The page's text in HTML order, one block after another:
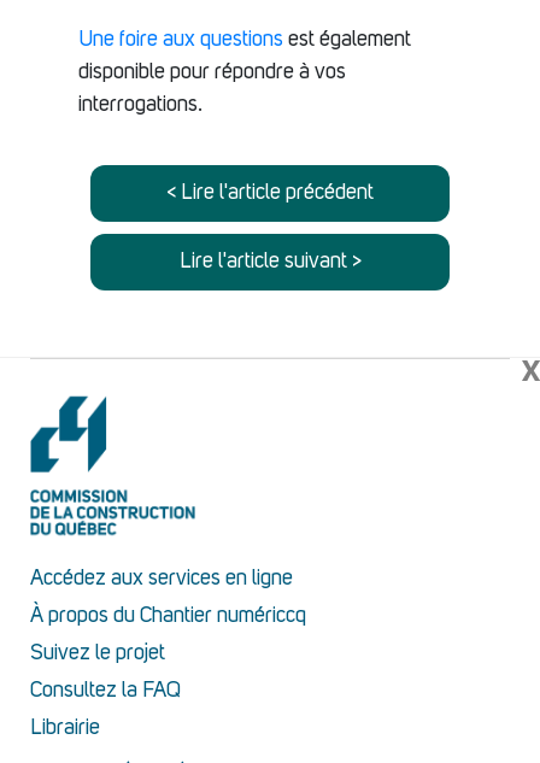
Une foire aux questions est également
disponible pour répondre à vos
interrogations.
< Lire l'article précédent
Lire l'article suivant >
X
Accédez aux services en ligne
À propos du Chantier numériccq
Suivez le projet
Consultez la FAQ
Librairie